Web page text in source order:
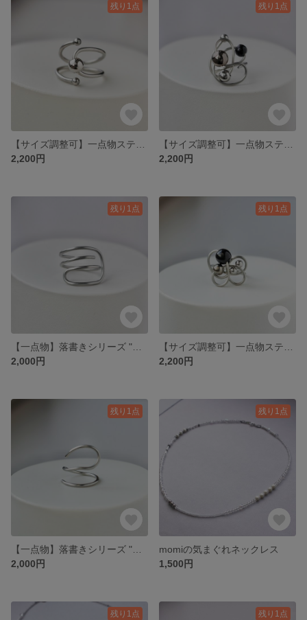
残り1点
2,200円
残り1点
2,200円
残り1点
2,000円
残り1点
2,200円
残り1点
2,000円
残り1点
momiの気まぐれネックレス
1,500円
残り1点 残り1点